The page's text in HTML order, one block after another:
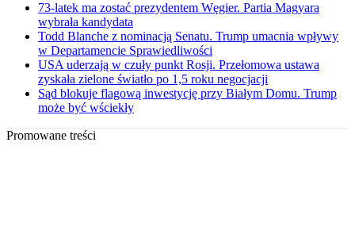
73-latek ma zostać prezydentem Węgier. Partia Magyara
wybrała kandydata
Todd Blanche z nominacją Senatu. Trump umacnia wpływy
w Departamencie Sprawiedliwości
USA uderzają w czuły punkt Rosji. Przełomowa ustawa
zyskała zielone światło po 1,5 roku negocjacji
Sąd blokuje flagową inwestycję przy Białym Domu. Trump
może być wściekły
Promowane treści